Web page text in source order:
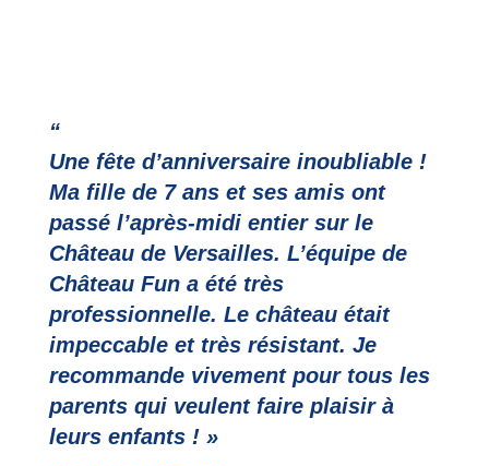
“
Une fête d’anniversaire inoubliable !
Ma fille de 7 ans et ses amis ont
passé l’après-midi entier sur le
Château de Versailles. L’équipe de
Château Fun a été très
professionnelle. Le château était
impeccable et très résistant. Je
recommande vivement pour tous les
parents qui veulent faire plaisir à
leurs enfants ! »